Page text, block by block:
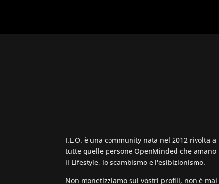
I.L.O. è una community nata nel 2012 rivolta a
tutte quelle persone OpenMinded che amano
il Lifestyle, lo scambismo e l'esibizionismo.
Non monetizziamo sui vostri profili, non è mai